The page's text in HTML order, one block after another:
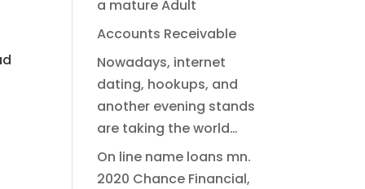
a mature Adult
Accounts Receivable
Nowadays, internet
dating, hookups, and
another evening stands
are taking the world…
On line name loans mn.
2020 Chance Financial,